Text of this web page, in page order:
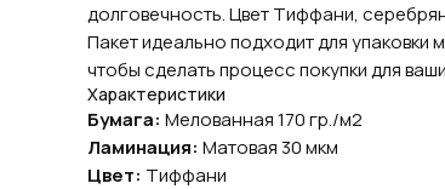
долговечность. Цвет Тиффани,
Пакет идеально подходит для упаковки
чтобы сделать процесс покупки для
Характеристики
Бумага: Мелованная 170 гр./м2
Ламинация: Матовая 30 мкм
Цвет: Тиффани